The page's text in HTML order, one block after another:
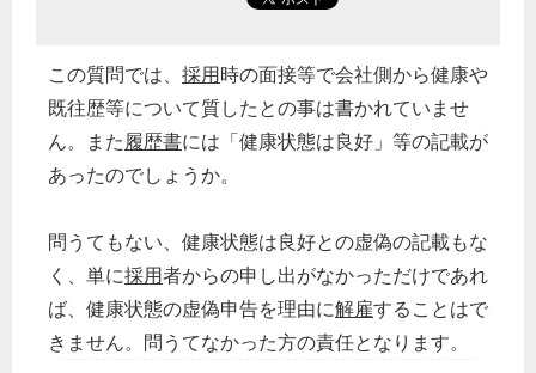
この質問では、 採用時の面接等で会社側から健康や
既往歴等について質したとの事は書かれていませ
ん。また履歴書には「健康状態は良好」等の記載が
あったのでしょうか。
問うてもない、健康状態は良好との虚偽の記載もな
く、単に採用者からの申し出がなかっただけであれ
ば、健康状態の虚偽申告を理由に解雇することはで
きません。問うてなかった方の責任となります。